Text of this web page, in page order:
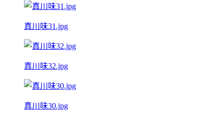
真川味31.jpg
真川味32.jpg
真川味30.jpg